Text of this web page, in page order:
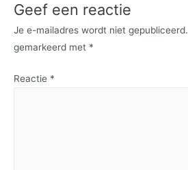
Geef een reactie
Je e-mailadres wordt niet gepubliceerd.
gemarkeerd met *
Reactie *